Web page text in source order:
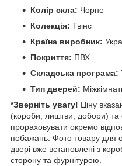
Колір скла: Чорне
Колекція: Твінс
Країна виробник:
Покриття: ПВХ
Складська програма:
Тип дверей:
*Зверніть увагу! Ціну
(короби, лиштви, добори) та
прораховувати окремо
побажань. Фото товару для
двері вже встановлені з
сторону та фурнітурою.